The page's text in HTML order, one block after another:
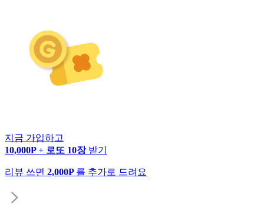
지금 가입하고
10,000P + 로또 10장 받기
리뷰 쓰면 2,000P 를 추가로 드려요